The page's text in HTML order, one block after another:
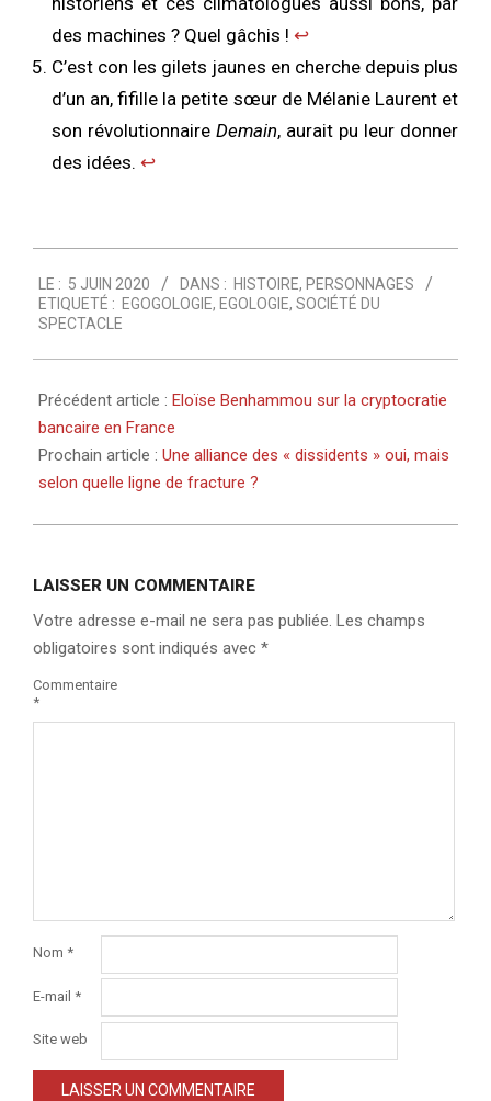
des machines ? Quel gâchis ! ↩︎
C’est con les gilets jaunes en cherche depuis plus
d’un an, fifille la petite sœur de Mélanie Laurent et
son révolutionnaire Demain, aurait pu leur donner
des idées. ↩︎
06-
05
LE : 5 JUIN 2020 DANS : HISTOIRE, PERSONNAGES
ETIQUETÉ : EGOGOLOGIE, EGOLOGIE, SOCIÉTÉ DU
SPECTACLE
Précédent article : Eloïse Benhammou sur la cryptocratie
bancaire en France
Prochain article : Une alliance des « dissidents » oui, mais
selon quelle ligne de fracture ?
LAISSER UN COMMENTAIRE
Votre adresse e-mail ne sera pas publiée. Les champs
obligatoires sont indiqués avec *
Commentaire
*
Nom *
E-mail *
Site web